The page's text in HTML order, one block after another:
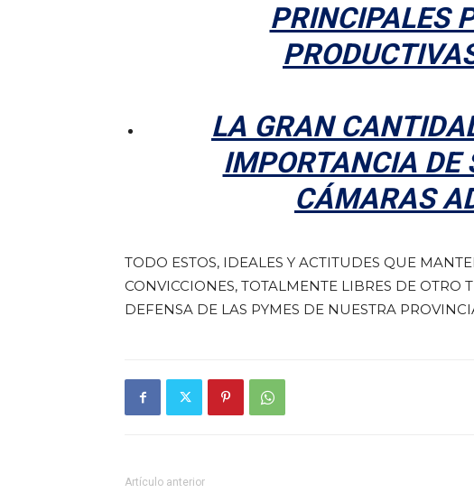
PRINCIPALES
LA GRAN
IMPORTANCIA DE
CÁMARAS
TODO ESTOS, IDEALES Y ACTITUDES QUE
CONVICCIONES, TOTALMENTE LIBRES DE OTRO
DEFENSA DE LAS PYMES DE NUESTRA
Artículo anterior